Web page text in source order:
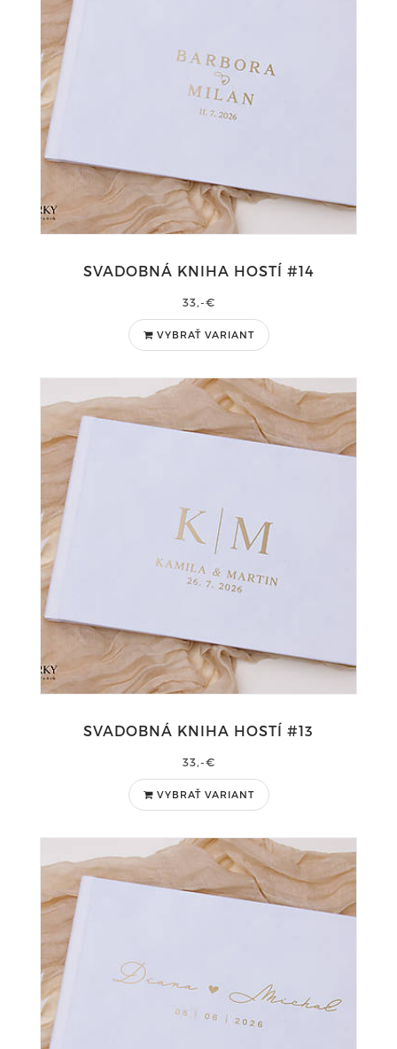
SVADOBNÁ KNIHA HOSTÍ #14
33,-€
VYBRAŤ VARIANT
SVADOBNÁ KNIHA HOSTÍ #13
33,-€
VYBRAŤ VARIANT